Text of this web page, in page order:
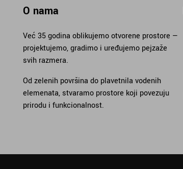
O nama
Već 35 godina oblikujemo otvorene prostore —
projektujemo, gradimo i uređujemo pejzaže
svih razmera.
Od zelenih površina do plavetnila vodenih
elemenata, stvaramo prostore koji povezuju
prirodu i funkcionalnost.